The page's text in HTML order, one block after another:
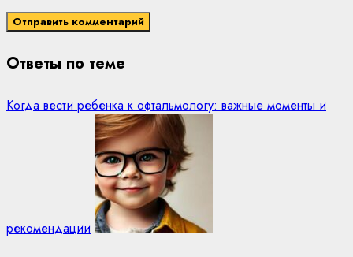
Ответы по теме
Когда вести ребенка к офтальмологу: важные моменты и
рекомендации